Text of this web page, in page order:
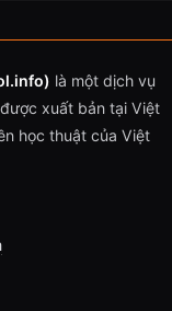
là một dịch vụ
xuất bản tại Việt
học thuật của Việt